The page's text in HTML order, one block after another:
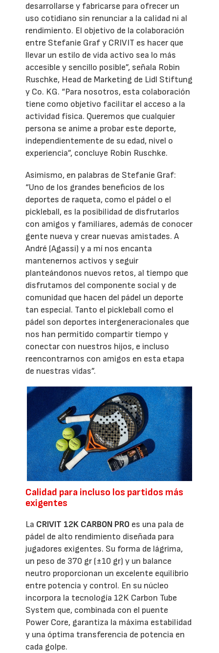
desarrollarse y fabricarse para ofrecer un
uso cotidiano sin renunciar a la calidad ni al
rendimiento. El objetivo de la colaboración
entre Stefanie Graf y CRIVIT es hacer que
llevar un estilo de vida activo sea lo más
accesible y sencillo posible”, señala Robin
Ruschke, Head de Marketing de Lidl Stiftung
y Co. KG. “Para nosotros, esta colaboración
tiene como objetivo facilitar el acceso a la
actividad física. Queremos que cualquier
persona se anime a probar este deporte,
independientemente de su edad, nivel o
experiencia”, concluye Robin Ruschke.
Asimismo, en palabras de Stefanie Graf:
“Uno de los grandes beneficios de los
deportes de raqueta, como el pádel o el
pickleball, es la posibilidad de disfrutarlos
con amigos y familiares, además de conocer
gente nueva y crear nuevas amistades. A
André (Agassi) y a mí nos encanta
mantenernos activos y seguir
planteándonos nuevos retos, al tiempo que
disfrutamos del componente social y de
comunidad que hacen del pádel un deporte
tan especial. Tanto el pickleball como el
pádel son deportes intergeneracionales que
nos han permitido compartir tiempo y
conectar con nuestros hijos, e incluso
reencontrarnos con amigos en esta etapa
de nuestras vidas”.
Calidad para incluso los partidos más
exigentes
La CRIVIT 12K CARBON PRO es una pala de
pádel de alto rendimiento diseñada para
jugadores exigentes. Su forma de lágrima,
un peso de 370 gr (±10 gr) y un balance
neutro proporcionan un excelente equilibrio
entre potencia y control. En su núcleo
incorpora la tecnología 12K Carbon Tube
System que, combinada con el puente
Power Core, garantiza la máxima estabilidad
y una óptima transferencia de potencia en
cada golpe.